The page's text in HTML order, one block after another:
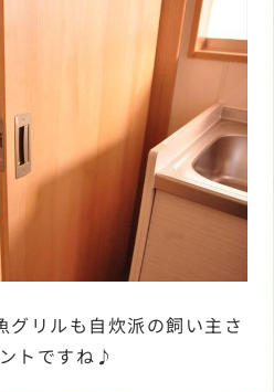
グリルも自炊派の飼い主さ
トですね♪